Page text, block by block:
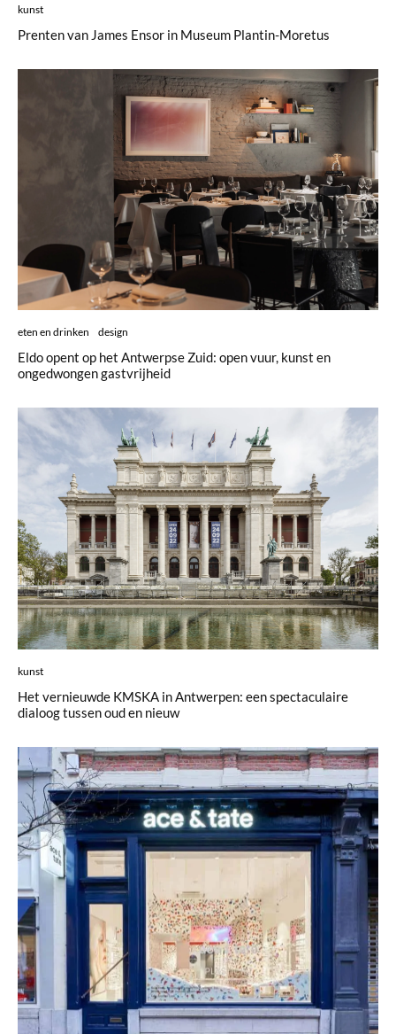
kunst
Prenten van James Ensor in Museum Plantin-Moretus
eten en drinken design
Eldo opent op het Antwerpse Zuid: open vuur, kunst en
ongedwongen gastvrijheid
kunst
Het vernieuwde KMSKA in Antwerpen: een spectaculaire
dialoog tussen oud en nieuw